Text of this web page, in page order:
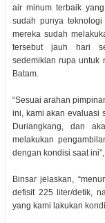
air minum terbaik
sudah punya teknologi
mereka sudah
tersebut jauh hari
sedemikian rupa untuk
Batam.
“Sesuai arahan
ini, kami akan evaluasi
Duriangkang, dan
melakukan
dengan kondisi saat
Binsar jelaskan,
defisit 225 liter/detik,
yang kami lakukan